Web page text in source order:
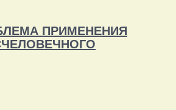
ПРИМЕНЕНИЯ